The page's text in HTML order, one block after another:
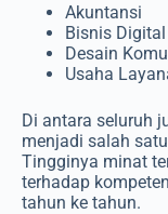
Akuntansi
Bisnis Digital
Desain
Usaha
Di antara seluruh
menjadi salah
Tingginya minat
terhadap
tahun ke tahun.